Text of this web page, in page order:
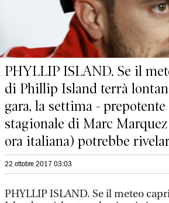
PHYLLIP ISLAND. Se il
di Phillip Island terrà
gara, la settima - prepotente
stagionale di Marc
ora italiana) potrebbe
22 ottobre 2017 03:03
PHYLLIP ISLAND. Se il meteo